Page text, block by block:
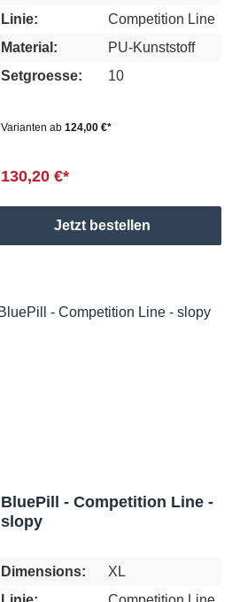
Linie:
Competition Line
Material:
PU-Kunststoff
Setgroesse:
10
Varianten ab 124,00 €*
130,20 €*
Jetzt bestellen
BluePill - Competition Line -
slopy
Dimensions:
XL